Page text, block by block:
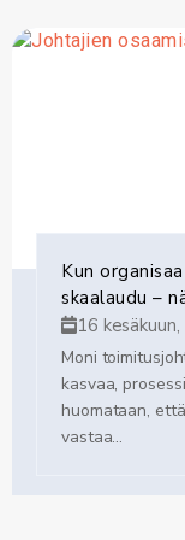
Kun
skaalaudu –
16
Moni
kasvaa,
huomataan,
vastaa...